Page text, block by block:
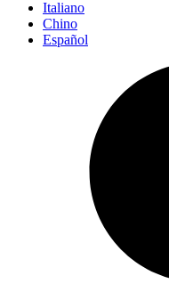
Italiano
Chino
Español